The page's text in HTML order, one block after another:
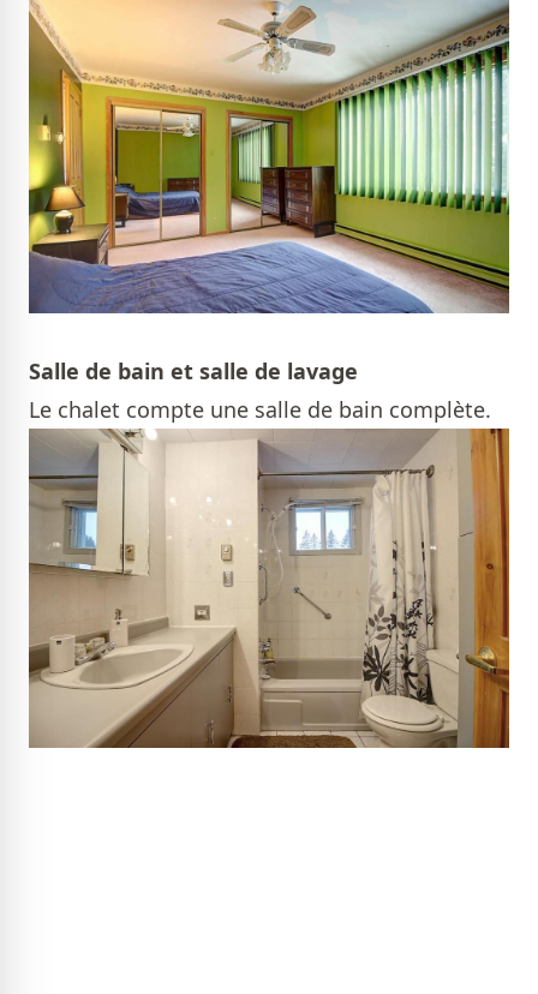
Salle de bain et salle de lavage
Le chalet compte une salle de bain complète.